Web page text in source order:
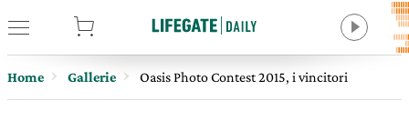
Home Gallerie Oasis Photo Contest 2015, i vincitori